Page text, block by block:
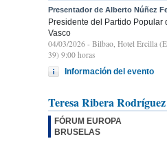
Presentador de Alberto Núñez
Presidente del Partido Popular
Vasco
04/03/2026 - Bilbao, Hotel Ercilla
39) 9:00 horas
Información del evento
Teresa Ribera Rodríguez
FÓRUM EUROPA
BRUSELAS